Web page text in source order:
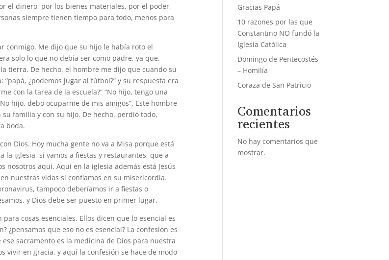
el dinero, por los bienes materiales, por el poder,
siempre tienen tiempo para todo, menos para
conmigo. Me dijo que su hijo le había roto el
solo lo que no debía ser como padre, ya que,
tierra. De hecho, el hombre me dijo que cuando su
¿podemos jugar al fútbol?” y su respuesta era
con la tarea de la escuela?” “No hijo, tengo una
hijo, debo ocuparme de mis amigos”. Este hombre
familia y con su hijo. De hecho, perdió todo,
boda.
Dios. Hoy mucha gente no va a Misa porque está
la iglesia, si vamos a fiestas y restaurantes, que a
nosotros aquí. Aquí en la iglesia además está Jesús
nuestras vidas si confiamos en su misericordia.
tampoco deberíamos ir a fiestas o
y Dios debe ser puesto en primer lugar.
cosas esenciales. Ellos dicen que lo esencial es
¿pensamos que eso no es esencial? La confesión es
sacramento es la medicina de Dios para nuestra
vivir en gracia, y aquí la confesión se hace de modo
Gracias Papá
10 razones por las que
Constantino NO fundó la
Iglesia Católica
Domingo de Pentecostés
– Homilía
Coraza de San Patricio
Comentarios
recientes
No hay comentarios que
mostrar.